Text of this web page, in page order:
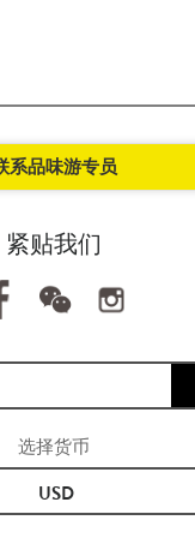
系品味游专员
紧贴我们
选择货币
USD